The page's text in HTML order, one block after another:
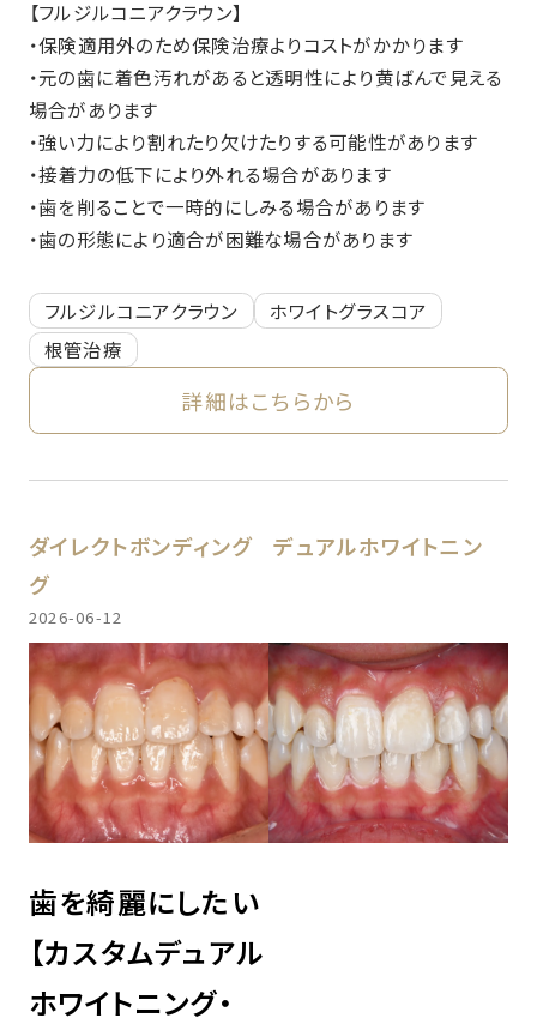
【フルジルコニアクラウン】
・保険適用外のため保険治療よりコストがかかります
・元の歯に着色汚れがあると透明性により黄ばんで見える
場合があります
・強い力により割れたり欠けたりする可能性があります
・接着力の低下により外れる場合があります
・歯を削ることで一時的にしみる場合があります
・歯の形態により適合が困難な場合があります
フルジルコニアクラウン
ホワイトグラスコア
根管治療
詳細はこちらから
ダイレクトボンディング
デュアルホワイトニン
グ
2026-06-12
歯を綺麗にしたい
【カスタムデュアル
ホワイトニング・